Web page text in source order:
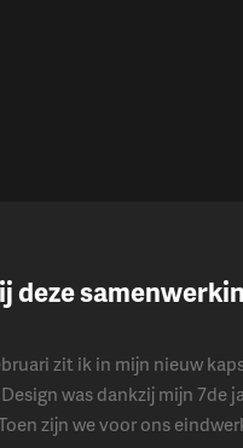
deze
zit ik in mijn nieuw
was dankzij mijn 7de
zijn we voor ons